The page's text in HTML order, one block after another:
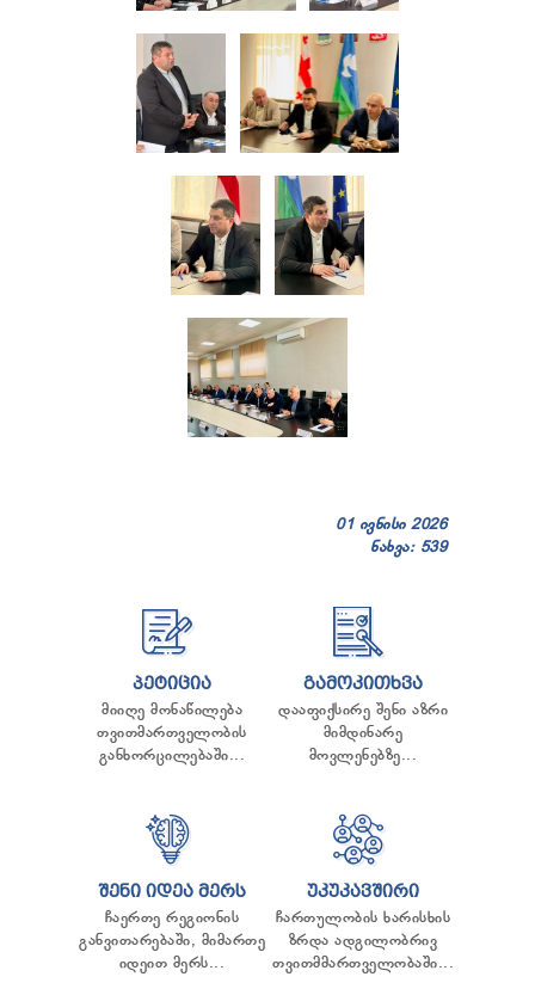
01 ივნისი 2026
ნახვა: 539
ᲞᲔᲢᲘᲪᲘᲐ
მიიღე მონაწილება
თვითმართველობის
განხორცილებაში...
ᲒᲐᲛᲝᲙᲘᲗᲮᲕᲐ
დააფიქსირე შენი აზრი
მიმდინარე
მოვლენებზე...
ᲨᲔᲜᲘ ᲘᲓᲔᲐ ᲛᲔᲠᲡ
ჩაერთე რეგიონის
განვითარებაში, მიმართე
იდეით მერს...
ᲣᲙᲣᲙᲐᲕᲨᲘᲠᲘ
ჩართულობის ხარისხის
ზრდა ადგილობრივ
თვითმმართველობაში...